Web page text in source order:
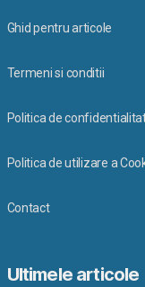
Ghid pentru articole
Termeni si conditii
Politica de
Politica de utilizare a
Contact
Ultimele articole